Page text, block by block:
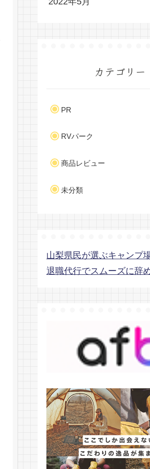
カテゴリー
PR
RVパーク
商品レビュー
未分類
山梨県民が選ぶキャンプ
退職代行でスムーズに辞